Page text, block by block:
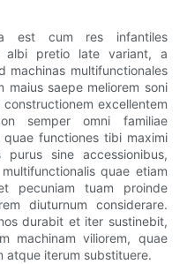
est cum res infantiles
albi pretio late variant, a
machinas multifunctionales
maius saepe meliorem soni
excellentem
semper omni familiae
functiones tibi maximi
sine accessionibus,
quae etiam
tuam proinde
diuturnum considerare.
durabit et iter sustinebit,
machinam viliorem, quae
atque iterum substituere.